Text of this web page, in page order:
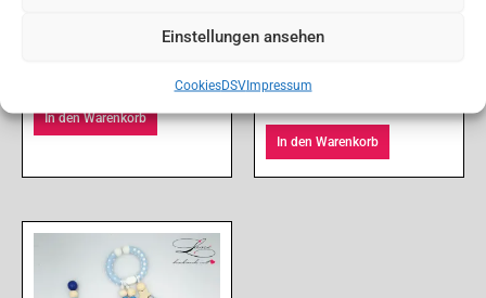
Einstellungen ansehen
CookiesDSVImpressum
In den Warenkorb
Holz in Blautönen – Mit Clip |
CHF45.50
In den Warenkorb
Ursprünglicher
Preis
war:
CHF 41.00
Aktueller
Preis